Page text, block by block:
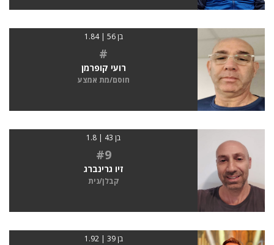
בן 56 | 1.84
#
רועי קופרמן
חוסם/מת אמצע
בן 43 | 1.8
#9
זיו גרינברג
קבלן/נית
בן 39 | 1.92